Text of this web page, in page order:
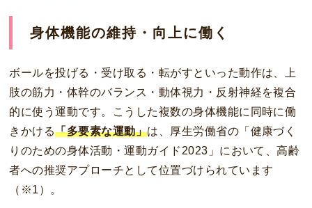
身体機能の維持・向上に働く
ボールを投げる・受け取る・転がすといった動作は、上
肢の筋力・体幹のバランス・動体視力・反射神経を複合
的に使う運動です。こうした複数の身体機能に同時に働
きかける「多要素な運動」は、厚生労働省の「健康づく
りのための身体活動・運動ガイド2023」において、高齢
者への推奨アプローチとして位置づけられています
（※1）。